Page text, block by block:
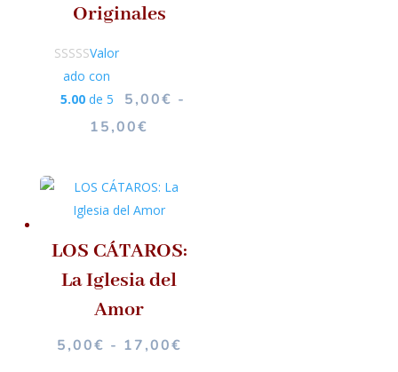
Originales
Valor
ado con
5.00de 5 5,00€ -
15,00€
DESDE
5,00€
HASTA
LOS CÁTAROS:
La Iglesia del
Amor
5,00€ - 17,00€